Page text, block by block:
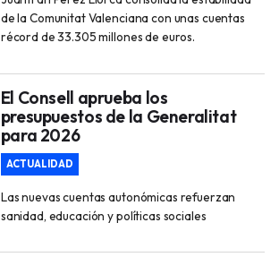
de la Comunitat Valenciana con unas cuentas
récord de 33.305 millones de euros.
El Consell aprueba los
presupuestos de la Generalitat
para 2026
ACTUALIDAD
Las nuevas cuentas autonómicas refuerzan
sanidad, educación y políticas sociales